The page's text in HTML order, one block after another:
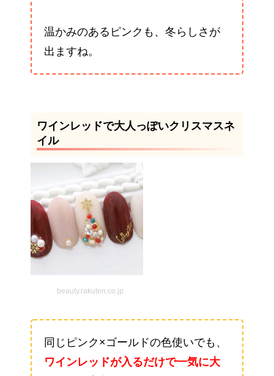
温かみのあるピンクも、冬らしさが
出ますね。
ワインレッドで大人っぽいクリスマスネ
イル
beauty.rakuten.co.jp
同じピンク×ゴールドの色使いでも、
ワインレッドが入るだけで一気に大